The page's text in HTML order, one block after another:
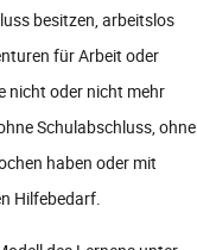
besitzen, arbeitslos
für Arbeit oder
nicht oder nicht mehr
Schulabschluss, ohne
haben oder mit
Hilfebedarf.